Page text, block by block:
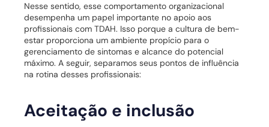
Nesse sentido, esse comportamento organizacional
desempenha um papel importante no apoio aos
profissionais com TDAH. Isso porque a cultura de bem-
estar proporciona um ambiente propício para o
gerenciamento de sintomas e alcance do potencial
máximo. A seguir, separamos seus pontos de influência
na rotina desses profissionais:
Aceitação e inclusão